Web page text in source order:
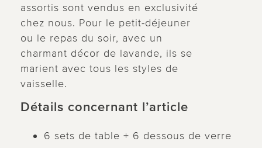
assortis sont vendus en exclusivité
chez nous. Pour le petit-déjeuner
ou le repas du soir, avec un
charmant décor de lavande, ils se
marient avec tous les styles de
vaisselle.
Détails concernant l’article
6 sets de table + 6 dessous de verre